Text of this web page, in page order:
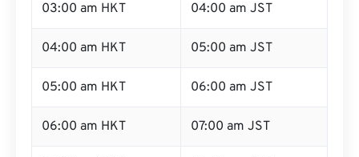
03:00 am HKT 04:00 am JST
04:00 am HKT 05:00 am JST
05:00 am HKT 06:00 am JST
06:00 am HKT 07:00 am JST